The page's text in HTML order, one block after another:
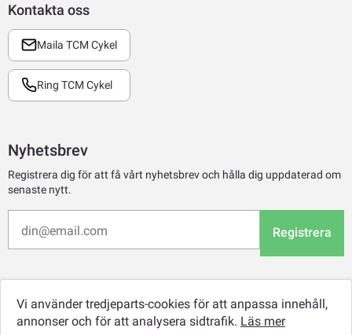
Kontakta oss
Maila TCM Cykel
Ring TCM Cykel
Nyhetsbrev
Registrera dig för att få vårt nyhetsbrev och hålla dig uppdaterad om
senaste nytt.
Registrera
Vi använder tredjeparts-cookies för att anpassa innehåll,
annonser och för att analysera sidtrafik. Läs mer